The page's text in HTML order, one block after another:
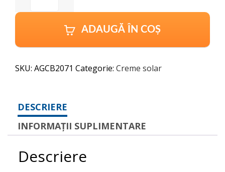
Waves
ml
ADAUGĂ ÎN COȘ
SKU: AGCB2071 Categorie: Creme solar
DESCRIERE
INFORMAȚII SUPLIMENTARE
Descriere